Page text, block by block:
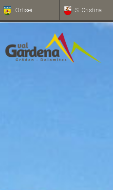
Ortisei S. Cristina